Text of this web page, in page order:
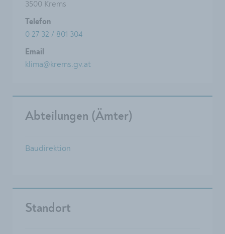
3500 Krems
Telefon
0 27 32 / 801 304
Email
klima@krems.gv.at
Abteilungen (Ämter)
Baudirektion
Standort